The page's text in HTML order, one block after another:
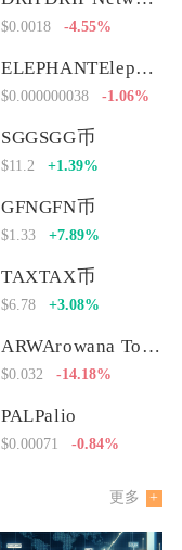
$0.0018 -4.55%
ELEPHANTElephant Money
$0.000000038 -1.06%
SGGSGG币
$11.2 +1.39%
GFNGFN币
$1.33 +7.89%
TAXTAX币
$6.78 +3.08%
ARWArowana Token
$0.032 -14.18%
PALPalio
$0.00071 -0.84%
更多